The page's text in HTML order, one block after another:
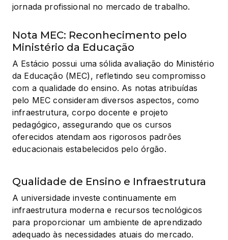
jornada profissional no mercado de trabalho.
Nota MEC: Reconhecimento pelo
Ministério da Educação
A Estácio possui uma sólida avaliação do Ministério
da Educação (MEC), refletindo seu compromisso
com a qualidade do ensino. As notas atribuídas
pelo MEC consideram diversos aspectos, como
infraestrutura, corpo docente e projeto
pedagógico, assegurando que os cursos
oferecidos atendam aos rigorosos padrões
educacionais estabelecidos pelo órgão.
Qualidade de Ensino e Infraestrutura
A universidade investe continuamente em
infraestrutura moderna e recursos tecnológicos
para proporcionar um ambiente de aprendizado
adequado às necessidades atuais do mercado.